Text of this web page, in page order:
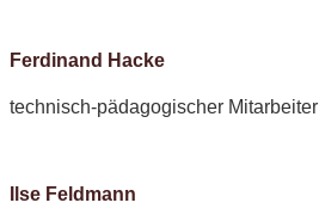
Ferdinand Hacke
technisch-pädagogischer Mitarbeiter
Ilse Feldmann